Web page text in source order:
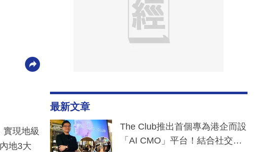
實現地級
地3大
最新文章
The Club推出首個專為港企而設
「AI CMO」平台！結合社交聆